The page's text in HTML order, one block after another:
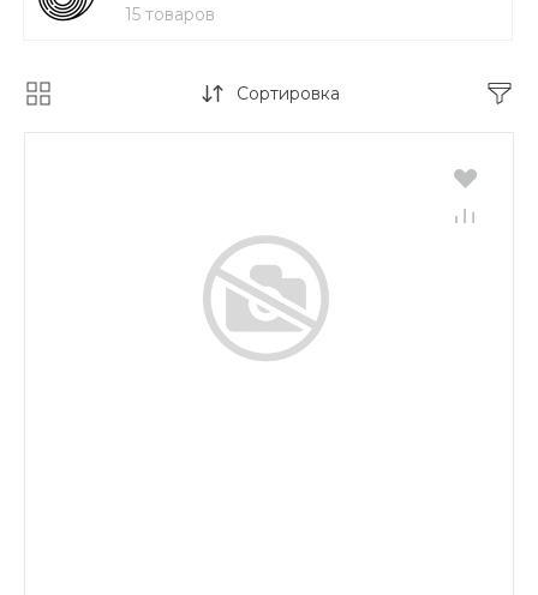
15 товаров
Сортировка